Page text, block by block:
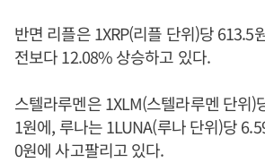
반면 리플은 1XRP(리플 단위)당 613.5
전보다 12.08% 상승하고 있다.
스텔라루멘은 1XLM(스텔라루멘 단위)
1원에, 루나는 1LUNA(루나 단위)당
0원에 사고팔리고 있다.